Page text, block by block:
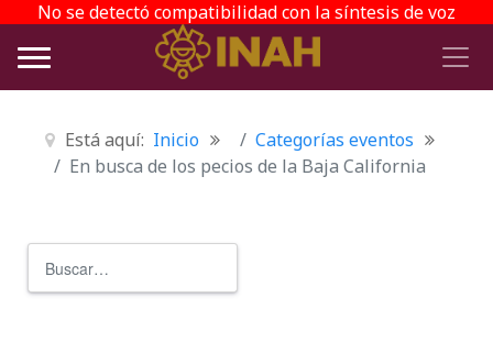
No se detectó compatibilidad con la síntesis de voz
Está aquí: Inicio
Categorías eventos
En busca de los pecios de la Baja California